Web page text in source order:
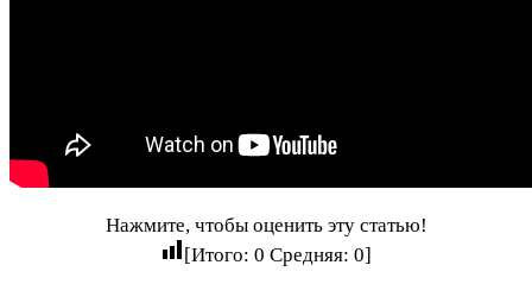
Нажмите, чтобы оценить эту статью!
[Итого: 0 Средняя: 0]